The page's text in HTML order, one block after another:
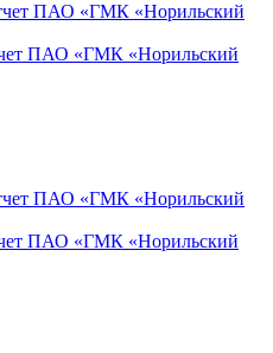
ПАО «ГМК «Норильский
ПАО «ГМК «Норильский
ПАО «ГМК «Норильский
ПАО «ГМК «Норильский